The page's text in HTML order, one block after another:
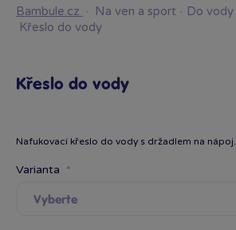
Baby Značky
Bambule.cz · Na ven a sport · Do vody
Křeslo do vody
Křeslo do vody
Nafukovací křeslo do vody s držadlem na nápoj.
Varianta
Vyberte